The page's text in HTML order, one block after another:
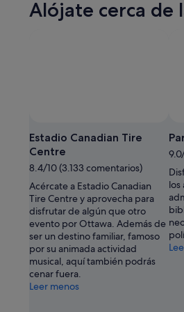
Alójate cerca de
Estadio Canadian Tire
Centre
8.4/10 (3.133 comentarios)
Acércate a Estadio Canadian
Tire Centre y aprovecha para
disfrutar de algún que otro
evento por Ottawa. Además de
ser un destino familiar, famoso
por su animada actividad
musical, aquí también podrás
cenar fuera.
Leer menos
los